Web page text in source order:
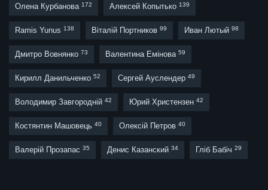
Олена Курбанова 172 Алексей Копытько 139
Ramis Yunus 138 Віталій Портников 99 Иван Лютый 98
Дмитро Вовнянко 73 Валентина Емінова 59
Кирилл Данильченко 52 Сергей Ауслендер 49
Володимир Завгородній 42 Юрий Христензен 42
Костянтин Машовець 40 Олексій Петров 40
Валерій Прозапас 35 Денис Казанский 34 Гліб Бабіч 29